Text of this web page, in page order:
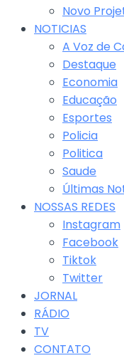
Novo
NOTICIAS
A Voz de
Destaque
Economia
Educação
Esportes
Policia
Politica
Saude
Últimas
NOSSAS REDES
Instagram
Facebook
Tiktok
Twitter
JORNAL
RÁDIO
TV
CONTATO